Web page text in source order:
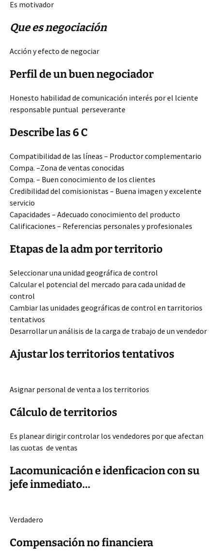
Es motivador
Que es negociación
Acción y efecto de negociar
Perfil de un buen negociador
Honesto habilidad de comunicación interés por el lciente
responsable puntual perseverante
Describe las 6 C
Compatibilidad de las líneas – Productor complementario
Compa. –Zona de ventas conocidas
Compa. – Buen conocimiento de los clientes
Credibilidad del comisionistas – Buena imagen y excelente
servicio
Capacidades – Adecuado conocimiento del producto
Calificaciones – Referencias personales y profesionales
Etapas de la adm por territorio
Seleccionar una unidad geográfica de control
Calcular el potencial del mercado para cada unidad de
control
Cambiar las unidades geográficas de control en tarritorios
tentativos
Desarrollar un análisis de la carga de trabajo de un vendedor
Ajustar los territorios tentativos
Asignar personal de venta a los territorios
Cálculo de territorios
Es planear dirigir controlar los vendedores por que afectan
las cuotas de ventas
Lacomunicación e idenficacion con su
jefe inmediato…
Verdadero
Compensación no financiera